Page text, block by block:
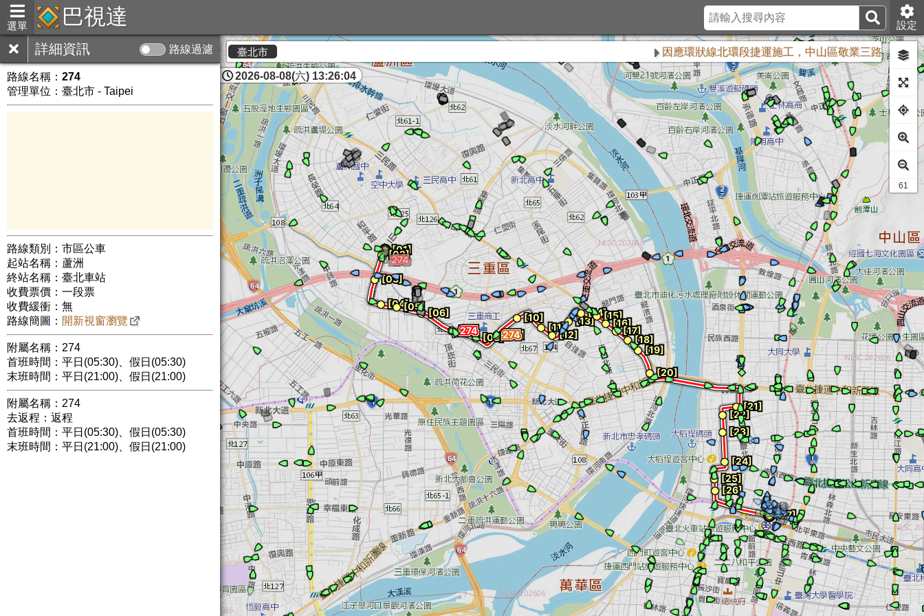
選單 巴視達 設定
詳細資訊 路線過濾
路線名稱： 274
管理單位：臺北市 - Taipei
路線類別：市區公車
起站名稱：蘆洲
終站名稱：臺北車站
收費票價：一段票
收費緩衝：無
路線簡圖： 開新視窗瀏覽
附屬名稱：274
首班時間：平日(05:30)、假日(05:30)
末班時間：平日(21:00)、假日(21:00)
附屬名稱：274
去返程：返程
首班時間：平日(05:30)、假日(05:30)
末班時間：平日(21:00)、假日(21:00)
臺北市 因應環狀線北環段捷運施工，中山區敬業三路與樂群三
2026-08-08(六) 13:26:04
50